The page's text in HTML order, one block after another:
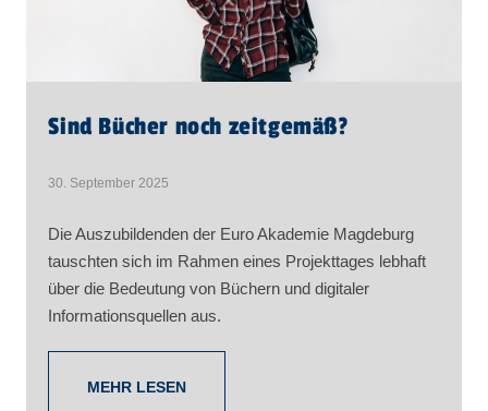
Sind Bücher noch zeitgemäß?
30. September 2025
Die Auszubildenden der Euro Akademie Magdeburg
tauschten sich im Rahmen eines Projekttages lebhaft
über die Bedeutung von Büchern und digitaler
Informationsquellen aus.
MEHR LESEN